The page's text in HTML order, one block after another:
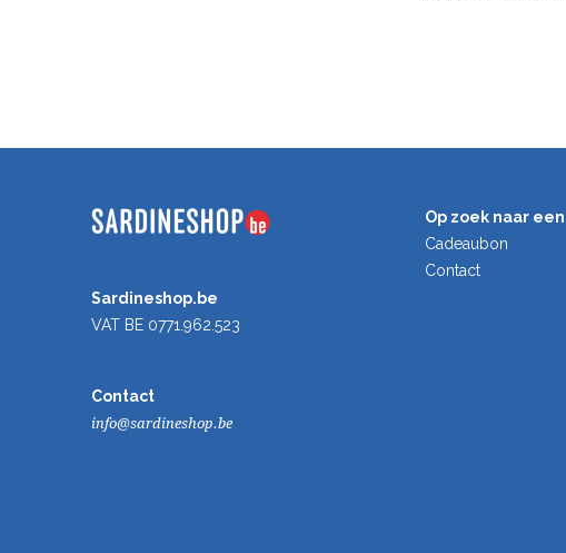
Sardineshop.be
VAT BE 0771.962.523
Contact
info@sardineshop.be
Op zoek naar
Cadeaubon
Contact